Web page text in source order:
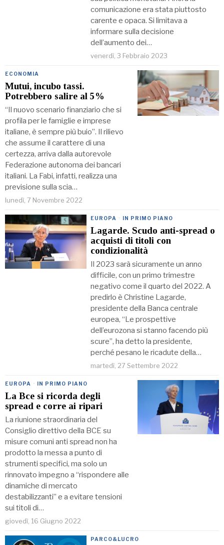
comunicazione era stata piuttosto
carente e opaca. Si limitava a
informare sulla decisione
dell’aumento dei…
venerdì, 3 Febbraio 2023
ECONOMIA
Mutui, incubo tassi.
Potrebbero salire al 5%
“Il nuovo scenario finanziario che si
profila per le famiglie e imprese
italiane, è sempre più buio”. Il rilievo
che assume il carattere di una
certezza, arriva dalla autorevole
Federazione autonoma dei bancari
italiani. La Fabi, infatti, realizza una
previsione sulla scia…
lunedì, 7 Novembre 2022
EUROPA · IN PRIMO PIANO
Lagarde. Scudo anti-spread o
acquisti di titoli con
condizionalità
Il 2023 sarà sicuramente un anno
difficile, con un primo trimestre
negativo come il quarto del 2022. A
predirlo è Christine Lagarde,
presidente della Banca centrale
europea, “Le prospettive
dell’eurozona si stanno facendo più
scure”, ha detto la presidente,
perché pesano le ricadute della…
martedì, 27 Settembre 2022
EUROPA · IN PRIMO PIANO
La Bce si ricorda degli
spread e corre ai ripari
La riunione straordinaria del
Consiglio direttivo della BCE su
misure comuni anti spread non ha
prodotto la messa a punto di
strumenti specifici, ma solo un
rinnovato impegno a “rispondere alle
dinamiche di mercato
destabilizzanti” e a evitare tensioni
sui titoli di…
giovedì, 16 Giugno 2022
PARCO&LUCRO